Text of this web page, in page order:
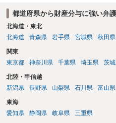
都道府県から財産分与に強い弁
北海道・東北
北海道
青森県 岩手県 宮城県 秋田県
関東
東京都
神奈川県 千葉県 埼玉県 茨
北陸・甲信越
新潟県
長野県 山梨県 石川県 富山県
東海
愛知県
静岡県 岐阜県 三重県